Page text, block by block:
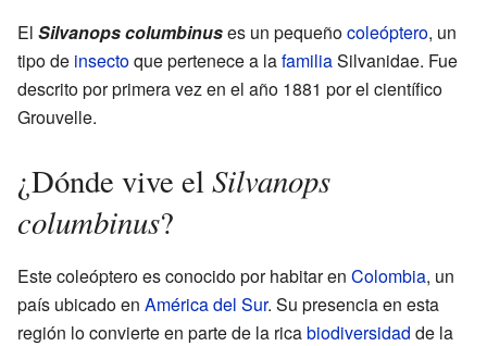
El Silvanops columbinuses un pequeñocoleóptero, un
tipo de insectoque pertenece a lafamiliaSilvanidae. Fue
descrito por primera vez en el año 1881 por el científico
Grouvelle.
¿Dónde vive elSilvanops
columbinus?
Este coleóptero es conocido por habitar en Colombia, un
país ubicado en América del Sur. Su presencia en esta
región lo convierte en parte de la ricabiodiversidad de la